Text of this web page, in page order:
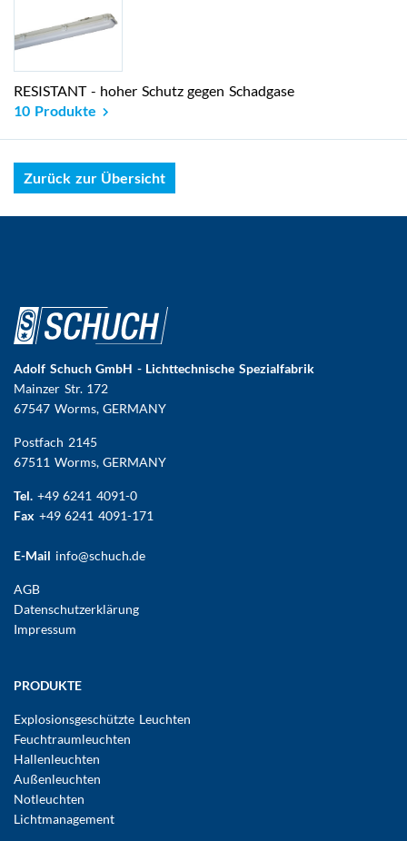
RESISTANT - hoher Schutz gegen Schadgase
10 Produkte
Zurück zur Übersicht
Adolf Schuch GmbH - Lichttechnische Spezialfabrik
Mainzer Str. 172
67547 Worms, GERMANY
Postfach 2145
67511 Worms, GERMANY
Tel. +49 6241 4091-0
Fax +49 6241 4091-171
E-Mail info@schuch.de
FUSSBEREICHSMENÜ
AGB
Datenschutzerklärung
Impressum
Hauptnavigation
PRODUKTE
Explosionsgeschützte Leuchten
Feuchtraumleuchten
Hallenleuchten
Außenleuchten
Notleuchten
Lichtmanagement